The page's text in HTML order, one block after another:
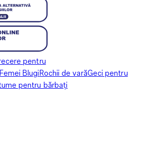
pentru
Femei BlugiRochii de varăGeci pentru
pentru bărbați